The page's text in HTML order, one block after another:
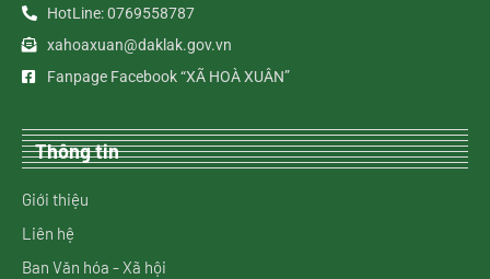
HotLine: 0769558787
xahoaxuan@daklak.gov.vn
Fanpage Facebook “XÃ HOÀ XUÂN”
Thông tin
Giới thiệu
Liên hệ
Ban Văn hóa - Xã hội